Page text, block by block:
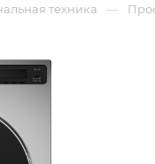
техника —